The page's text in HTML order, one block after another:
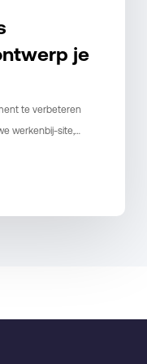
je
te verbeteren
werkenbij-site,…